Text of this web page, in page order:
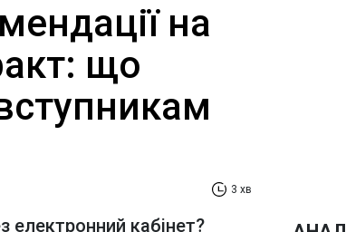
на
що
3 хв
електронний кабінет?